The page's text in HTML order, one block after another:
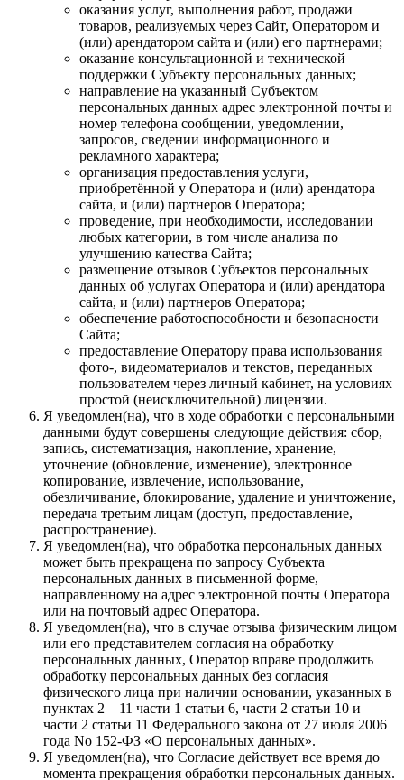
оказания услуг, выполнения работ, продажи
товаров, реализуемых через Сайт, Оператором и
(или) арендатором сайта и (или) его партнерами;
оказание консультационной и технической
поддержки Субъекту персональных данных;
направление на указанный Субъектом
персональных данных адрес электронной почты и
номер телефона сообщении, уведомлении,
запросов, сведении информационного и
рекламного характера;
организация предоставления услуги,
приобретённой у Оператора и (или) арендатора
сайта, и (или) партнеров Оператора;
проведение, при необходимости, исследовании
любых категории, в том числе анализа по
улучшению качества Сайта;
размещение отзывов Субъектов персональных
данных об услугах Оператора и (или) арендатора
сайта, и (или) партнеров Оператора;
обеспечение работоспособности и безопасности
Сайта;
предоставление Оператору права использования
фото-, видеоматериалов и текстов, переданных
пользователем через личный кабинет, на условиях
простой (неисключительной) лицензии.
Я уведомлен(на), что в ходе обработки с персональными
данными будут совершены следующие действия: сбор,
запись, систематизация, накопление, хранение,
уточнение (обновление, изменение), электронное
копирование, извлечение, использование,
обезличивание, блокирование, удаление и уничтожение,
передача третьим лицам (доступ, предоставление,
распространение).
Я уведомлен(на), что обработка персональных данных
может быть прекращена по запросу Субъекта
персональных данных в письменной форме,
направленному на адрес электронной почты Оператора
или на почтовый адрес Оператора.
Я уведомлен(на), что в случае отзыва физическим лицом
или его представителем согласия на обработку
персональных данных, Оператор вправе продолжить
обработку персональных данных без согласия
физического лица при наличии основании, указанных в
пунктах 2 – 11 части 1 статьи 6, части 2 статьи 10 и
части 2 статьи 11 Федерального закона от 27 июля 2006
года No 152-ФЗ «О персональных данных».
Я уведомлен(на), что Согласие действует все время до
момента прекращения обработки персональных данных.